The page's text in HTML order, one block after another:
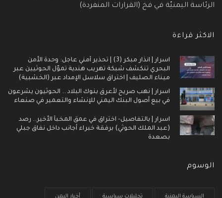
الرئاسة اليمنيّة في فخ (القرارات المنفردة)
الاكثر قراءة
اسرار | انذار مبكر (3) | تحذير أمني عاجل: وحدة الأمن
البحري تنكشف شبكة تهريب هندية تموّل الحوثيين عبر
ميناء الصليف | اختراق سلاسل الإمداد عبر (الخشبية)
اسرار | نهب صريح لأعرق بنوك البلاد .. الحوثيون يشرعون
في بيع أصول البنك اليمني للإنشاء والتعمير في صنعاء
اسرار | بالتفاصيل- اختراق في عمق المخبأ الأخير.. رصد
(عبد الملك الحوثي) برفقة خبراء أجانب داخل نفاق جبلي
بصعدة
الوسوم
السياسة اليمنية تحليلات سياسية أخبار اليمن